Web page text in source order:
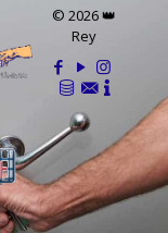
© 2026 👑
Rey